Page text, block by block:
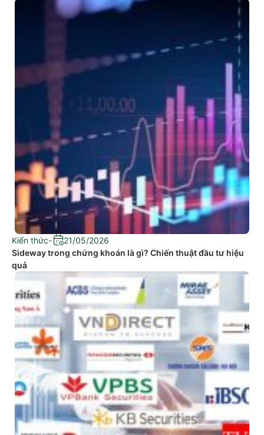
Kiến thức-
21/05/2026
Sideway trong chứng khoán là gì? Chiến thuật đầu tư hiệu
quả